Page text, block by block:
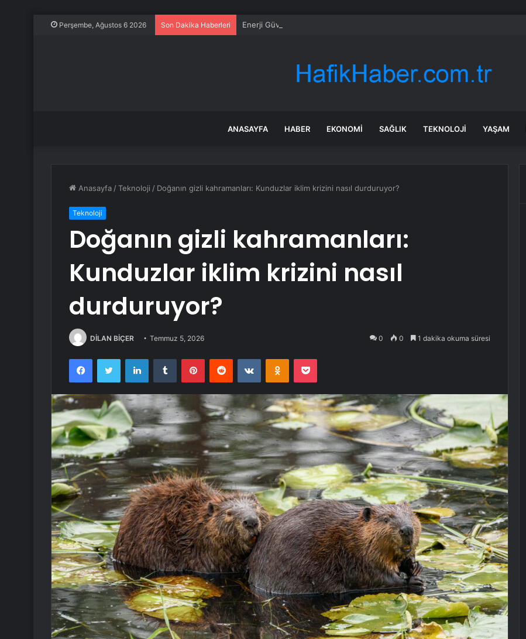
Perşembe, Ağustos 6 2026 Son Dakika Haberleri Enerji Güvenliği için İşbirliği Vurgusu
ANASAYFA HABER EKONOMI SAĞLIK TEKNOLOJI YAŞAM
Anasayfa /Teknoloji / Doğanın gizli kahramanları: Kunduzlar iklim krizini nasıl durduruyor?
Teknoloji
Doğanın gizli kahramanları:
Kunduzlar iklim krizini nasıl
durduruyor?
DİLAN BİÇER Temmuz 5, 2026 0 0 1 dakika okuma süresi
FacebookTwitter LinkedInTumblr PinterestReddit VKontakteOdnoklassniki
Pocket